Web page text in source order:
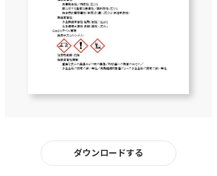
ダウンロードする